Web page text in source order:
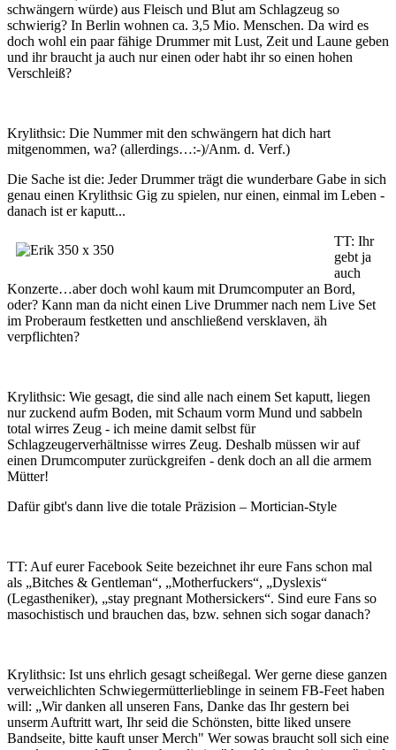
schwängern würde) aus Fleisch und Blut am Schlagzeug so
schwierig? In Berlin wohnen ca. 3,5 Mio. Menschen. Da wird es
doch wohl ein paar fähige Drummer mit Lust, Zeit und Laune geben
und ihr braucht ja auch nur einen oder habt ihr so einen hohen
Verschleiß?
Krylithsic: Die Nummer mit den schwängern hat dich hart
mitgenommen, wa? (allerdings…:-)/Anm. d. Verf.)
Die Sache ist die: Jeder Drummer trägt die wunderbare Gabe in sich
genau einen Krylithsic Gig zu spielen, nur einen, einmal im Leben -
danach ist er kaputt...
TT: Ihr
gebt ja
auch
Konzerte…aber doch wohl kaum mit Drumcomputer an Bord,
oder? Kann man da nicht einen Live Drummer nach nem Live Set
im Proberaum festketten und anschließend versklaven, äh
verpflichten?
Krylithsic: Wie gesagt, die sind alle nach einem Set kaputt, liegen
nur zuckend aufm Boden, mit Schaum vorm Mund und sabbeln
total wirres Zeug - ich meine damit selbst für
Schlagzeugerverhältnisse wirres Zeug. Deshalb müssen wir auf
einen Drumcomputer zurückgreifen - denk doch an all die armem
Mütter!
Dafür gibt's dann live die totale Präzision – Mortician-Style
TT: Auf eurer Facebook Seite bezeichnet ihr eure Fans schon mal
als „Bitches & Gentleman“, „Motherfuckers“, „Dyslexis“
(Legastheniker), „stay pregnant Mothersickers“. Sind eure Fans so
masochistisch und brauchen das, bzw. sehnen sich sogar danach?
Krylithsic: Ist uns ehrlich gesagt scheißegal. Wer gerne diese ganzen
verweichlichten Schwiegermütterlieblinge in seinem FB-Feet haben
will: „Wir danken all unseren Fans, Danke das Ihr gestern bei
unserm Auftritt wart, Ihr seid die Schönsten, bitte liked unsere
Bandseite, bitte kauft unser Merch" Wer sowas braucht soll sich eine